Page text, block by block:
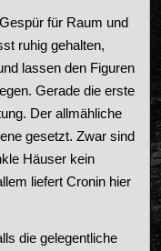
für Raum und
ruhig gehalten,
lassen den Figuren
Gerade die erste
Der allmähliche
gesetzt. Zwar sind
Häuser kein
liefert Cronin hier
die gelegentliche